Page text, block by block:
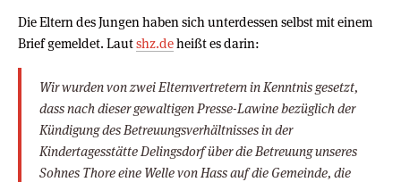
Die Eltern des Jungen haben sich unterdessen selbst mit einem
Brief gemeldet. Lautshz.deheißt es darin:
Wir wurden von zwei Elternvertretern in Kenntnis gesetzt,
dass nach dieser gewaltigen Presse-Lawine bezüglich der
Kündigung des Betreuungsverhältnisses in der
Kindertagesstätte Delingsdorf über die Betreuung unseres
Sohnes Thore eine Welle von Hass auf die Gemeinde, die